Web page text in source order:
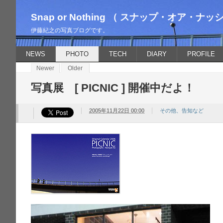
Snap or Nothing （ スナップ・オア・ナッ
伊藤紀之の写真ブログです。
NEWS PHOTO TECH DIARY PROFILE
Newer Older
写真展 [ PICNIC ] 開催中だよ！
2005年11月22日 00:00 その他、告知など